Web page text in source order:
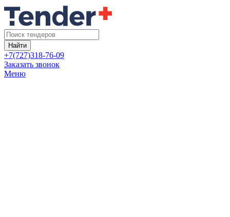
Найти
+7(727)318-76-09
Заказать звонок
Меню